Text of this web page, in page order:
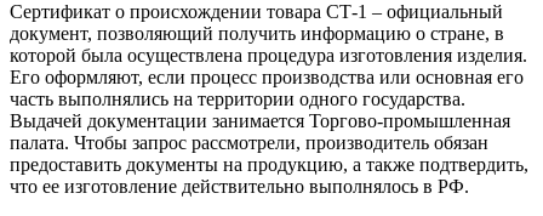
Сертификат о происхождении товара СТ-1 – официальный
документ, позволяющий получить информацию о стране, в
которой была осуществлена процедура изготовления изделия.
Его оформляют, если процесс производства или основная его
часть выполнялись на территории одного государства.
Выдачей документации занимается Торгово-промышленная
палата. Чтобы запрос рассмотрели, производитель обязан
предоставить документы на продукцию, а также подтвердить,
что ее изготовление действительно выполнялось в РФ.